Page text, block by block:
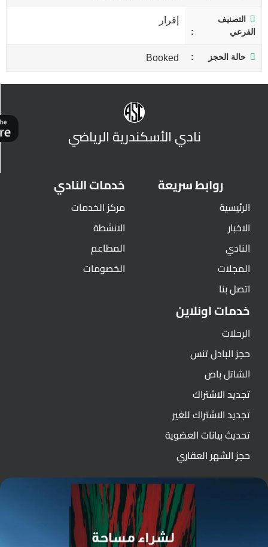
التصنيف
الفرعي
إقرار
حالة الحجز Booked
نادي الأسكندرية الرياضي
روابط سريعة
الرئيسية
الاخبار
النادي
المجلات
اتصل بنا
خدمات النادي
مركز الخدمات
الانشطة
المطاعم
الخصومات
خدمات اونلاين
الرحلات
حجز البادل تنس
الشاتل باص
تجديد الاشتراك
تجديد الاشتراك للغير
تحديث بيانات العضوية
حجز الشهر العقاري